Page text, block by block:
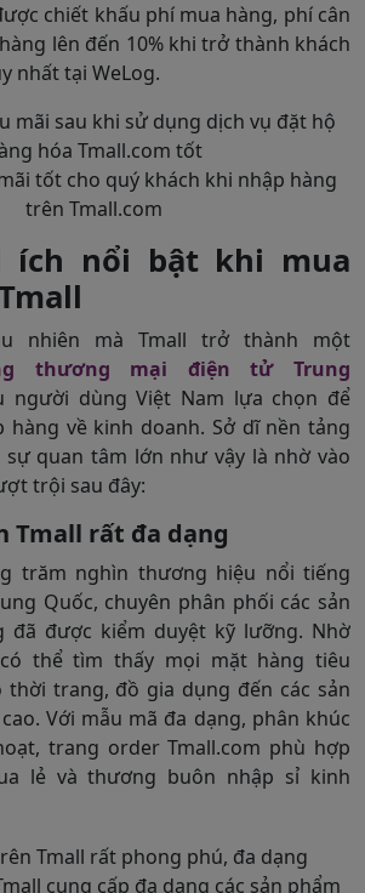
chiết khấu phí mua hàng, phí cân
lên đến 10% khi trở thành khách
nhất tại WeLog.
tốt cho quý khách khi nhập hàng
trên Tmall.com
ích nổi bật khi mua
nhiên mà Tmall trở thành một
thương mại điện tử Trung
người dùng Việt Nam lựa chọn để
hàng về kinh doanh. Sở dĩ nền tảng
quan tâm lớn như vậy là nhờ vào
trội sau đây:
Tmall rất đa dạng
trăm nghìn thương hiệu nổi tiếng
Quốc, chuyên phân phối các sản
đã được kiểm duyệt kỹ lưỡng. Nhờ
thể tìm thấy mọi mặt hàng tiêu
trang, đồ gia dụng đến các sản
Với mẫu mã đa dạng, phân khúc
trang order Tmall.com phù hợp
lẻ và thương buôn nhập sỉ kinh
cung cấp đa dạng các sản phẩm